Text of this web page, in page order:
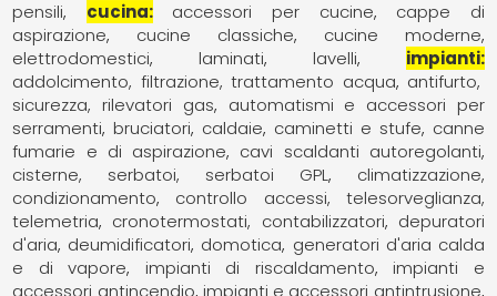
pensili
cucina accessori per cucine
cappe di
aspirazione
cucine classiche
cucine moderne
elettrodomestici
laminati lavelli
impianti
addolcimento, filtrazione, trattamento acqua antifurto,
sicurezza, rilevatori gas
automatismi e accessori per
serramenti bruciatori caldaie caminetti e stufe canne
fumarie e di aspirazione
cavi scaldanti autoregolanti
cisterne, serbatoi, serbatoi GPL
climatizzazione,
condizionamento
controllo accessi, telesorveglianza,
telemetria
cronotermostati, contabilizzatori
depuratori
d'aria deumidificatori domotica generatori d'aria calda
e di vapore
impianti di riscaldamento
impianti e
accessori antincendio impianti e accessori antintrusione